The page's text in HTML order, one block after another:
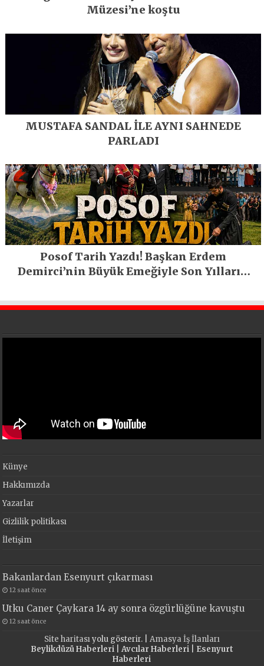
Müzesi’ne koştu
MUSTAFA SANDAL İLE AYNI SAHNEDE
PARLADI
Posof Tarih Yazdı! Başkan Erdem
Demirci’nin Büyük Emeğiyle Son Yılların
Künye
Hakkımızda
Yazarlar
Gizlilik politikası
İletişim
Bakanlardan Esenyurt çıkarması
12 saat önce
Utku Caner Çaykara 14 ay sonra özgürlüğüne kavuştu
12 saat önce
Site haritasıyolu gösterir. | Amasya İş İlanları
Beylikdüzü Haberleri| Avcılar Haberleri| Esenyurt
Haberleri